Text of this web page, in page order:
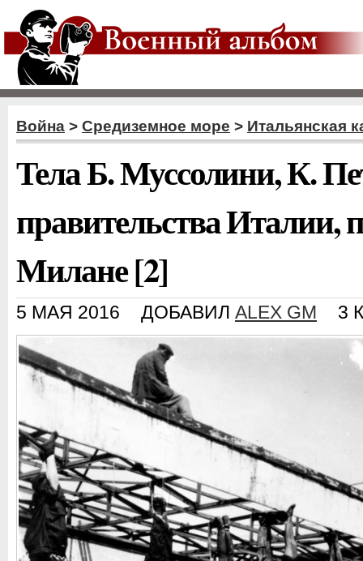
Война > Средиземное море > Итальянская
Тела Б. Муссолини, К.
правительства Италии,
Милане [2]
5 МАЯ 2016 ДОБАВИЛ ALEX GM 3